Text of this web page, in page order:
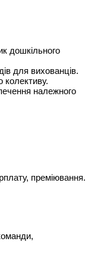
дошкільного
для вихованців.
колективу.
належного
преміювання.